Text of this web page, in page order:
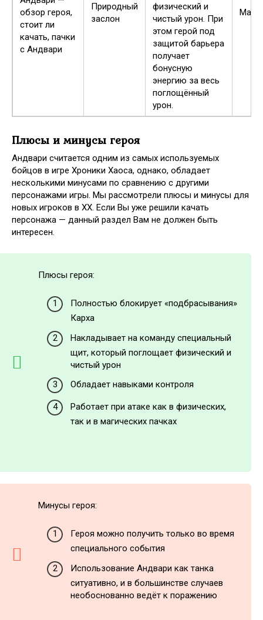
Природный
заслон
физический и
чистый урон. При
этом герой под
защитой барьера
получает
бонусную
энергию за весь
поглощённый
урон.
Плюсы и минусы героя
Андвари считается одним из самых используемых
бойцов в игре Хроники Хаоса, однако, обладает
несколькими минусами по сравнению с другими
персонажами игры. Мы рассмотрели плюсы и минусы для
новых игроков в ХХ. Если Вы уже решили качать
персонажа — данный раздел Вам не должен быть
интересен.
Плюсы героя:
Полностью блокирует «подбрасывания»
Карха
Накладывает на команду специальный
щит, который поглощает физический и
чистый урон
Обладает навыками контроля
Работает при атаке как в физических,
так и в магических пачках
Минусы героя:
Героя можно получить только во время
специального события
Использование Андвари как танка
ситуативно, и в большинстве случаев
необоснованно ведёт к поражению